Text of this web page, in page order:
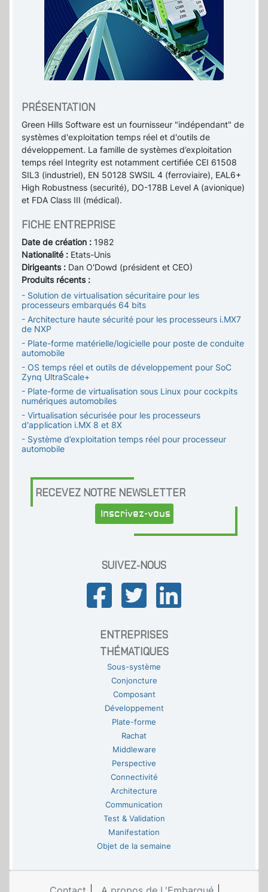
PRÉSENTATION
Green Hills Software est un fournisseur "indépendant" de
systèmes d'exploitation temps réel et d'outils de
développement. La famille de systèmes d’exploitation
temps réel Integrity est notamment certifiée CEI 61508
SIL3 (industriel), EN 50128 SWSIL 4 (ferroviaire), EAL6+
High Robustness (securité), DO-178B Level A (avionique)
et FDA Class III (médical).
FICHE ENTREPRISE
Date de création : 1982
Nationalité : Etats-Unis
Dirigeants : Dan O'Dowd (président et CEO)
Produits récents :
- Solution de virtualisation sécuritaire pour les
processeurs embarqués 64 bits
- Architecture haute sécurité pour les processeurs i.MX7
de NXP
- Plate-forme matérielle/logicielle pour poste de conduite
automobile
- OS temps réel et outils de développement pour SoC
Zynq UltraScale+
- Plate-forme de virtualisation sous Linux pour cockpits
numériques automobiles
- Virtualisation sécurisée pour les processeurs
d'application i.MX 8 et 8X
- Système d’exploitation temps réel pour processeur
automobile
RECEVEZ NOTRE NEWSLETTER
Inscrivez-vous
SUIVEZ-NOUS
ENTREPRISES
THÉMATIQUES
Sous-système
Conjoncture
Composant
Développement
Plate-forme
Rachat
Middleware
Perspective
Connectivité
Architecture
Communication
Test & Validation
Manifestation
Objet de la semaine